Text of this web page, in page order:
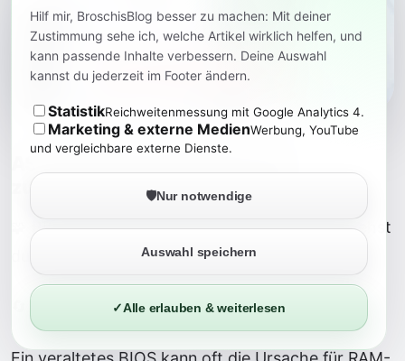
ASUS 🧩 BIOS aktualisieren und
zurücksetzen – so gehst du vor
🧩 BIOS aktualisieren und zurücksetzen – so gehst
🔄 1. BIOS aktualisieren:
Hilf mir, BroschisBlog besser zu machen: Mit deiner
Zustimmung sehe ich, welche Artikel wirklich helfen, und
kann passende Inhalte verbessern. Deine Auswahl
kannst du jederzeit im Footer ändern.
StatistikReichweitenmessung mit Google Analytics 4.
Marketing & externe MedienWerbung, YouTube
und vergleichbare externe Dienste.
🛡️Nur notwendige
Auswahl speichern
✓Alle erlauben & weiterlesen